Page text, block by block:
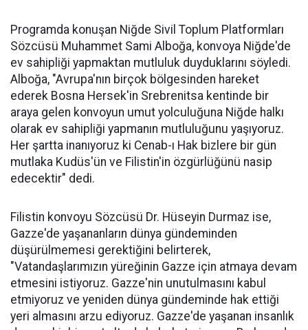
Programda konuşan Niğde Sivil Toplum Platformları
Sözcüsü Muhammet Sami Alboğa, konvoya Niğde'de
ev sahipliği yapmaktan mutluluk duyduklarını söyledi.
Alboğa, "Avrupa'nın birçok bölgesinden hareket
ederek Bosna Hersek'in Srebrenitsa kentinde bir
araya gelen konvoyun umut yolculuğuna Niğde halkı
olarak ev sahipliği yapmanın mutluluğunu yaşıyoruz.
Her şartta inanıyoruz ki Cenab-ı Hak bizlere bir gün
mutlaka Kudüs'ün ve Filistin'in özgürlüğünü nasip
edecektir" dedi.
Filistin konvoyu Sözcüsü Dr. Hüseyin Durmaz ise,
Gazze'de yaşananların dünya gündeminden
düşürülmemesi gerektiğini belirterek,
"Vatandaşlarımızın yüreğinin Gazze için atmaya devam
etmesini istiyoruz. Gazze'nin unutulmasını kabul
etmiyoruz ve yeniden dünya gündeminde hak ettiği
yeri almasını arzu ediyoruz. Gazze'de yaşanan insanlık